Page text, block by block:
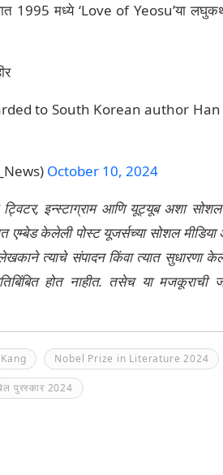
1995 मध्ये ‘Love of Yeosu’या
to South Korean author
October 10, 2024
इन्स्टाग्राम आणि यूट्यूब अशा सोशल
एम्बेड केलेली पोस्ट यूजर्सच्या सोशल
त्याचे संपादन किंवा त्यात सुधारणा
होत नाहीत. तसेच या मजकूराची
Nobel Prize in Literature 2024
पुरस्कार 2024